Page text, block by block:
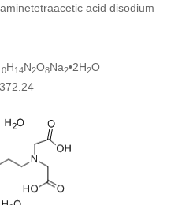
acid disodium
H14N2O8Na2•2H2O